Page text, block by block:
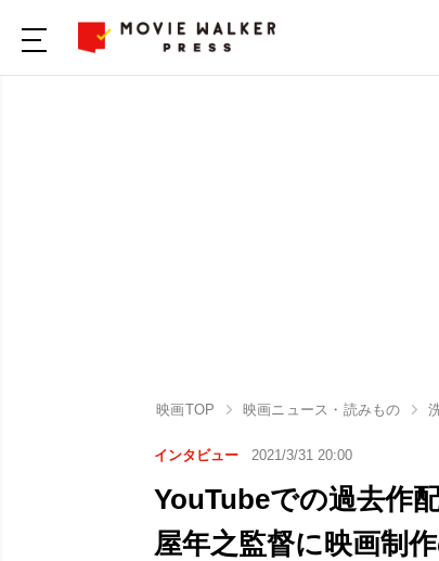
映画TOP 映画ニュース・読みもの
インタビュー 2021/3/31 20:00
YouTubeでの過去作
屋年之監督に映画制